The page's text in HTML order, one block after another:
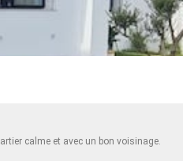
calme et avec un bon voisinage.